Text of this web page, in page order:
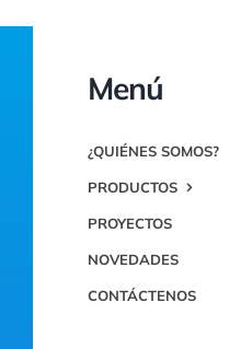
Menú
¿QUIÉNES SOMOS?
PRODUCTOS
PROYECTOS
NOVEDADES
CONTÁCTENOS